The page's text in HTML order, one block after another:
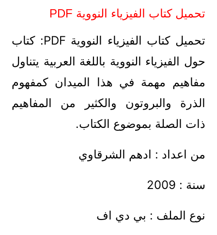
تحميل كتاب الفيزياء النووية PDF
تحميل كتاب الفيزياء النووية PDF: كتاب
حول الفيزياء النووية باللغة العربية يتناول
مفاهيم مهمة في هذا الميدان كمفهوم
الذرة والبروتون والكثير من المفاهيم
ذات الصلة بموضوع الكتاب.
من اعداد : ادهم الشرقاوي
سنة : 2009
نوع الملف : بي دي اف